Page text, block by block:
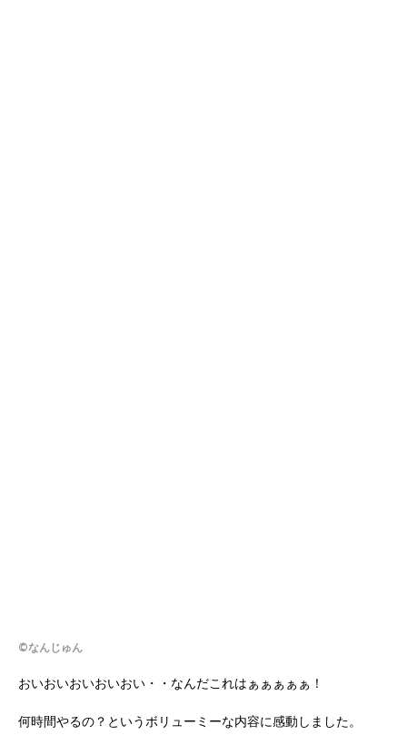
©なんじゅん
おいおいおいおいおい・・なんだこれはぁぁぁぁぁ！
何時間やるの？というボリューミーな内容に感動しました。